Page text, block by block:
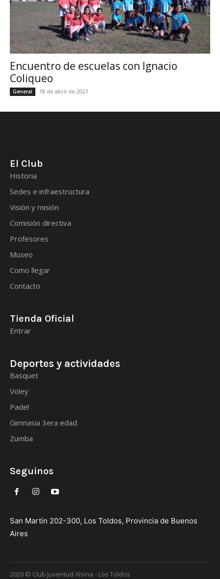
Encuentro de escuelas con Ignacio
Coliqueo
General 18 de abril de 2021
El Club
Historia
Sedes e infraestructura
Visión y misión
Comisión directiva
Profesores
Museo
Como llegar
Contacto
Tienda Oficial
Entrar
Deportes y actividades
Basquet
Voley
Padel
Gimnasia 3era edad
Zumba
Seguinos
San Martín 202-300, Los Toldos, Provincia de Buenos
Aires
2020 © Club Juventud Alsina - Los Toldos